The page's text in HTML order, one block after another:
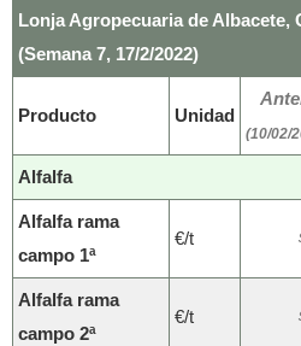
Lonja Agropecuaria de Albacete,
(Semana 7, 17/2/2022)
Producto Unidad
(10/02/
Alfalfa
Alfalfa rama
campo 1ª
€/t
Alfalfa rama
campo 2ª
€/t